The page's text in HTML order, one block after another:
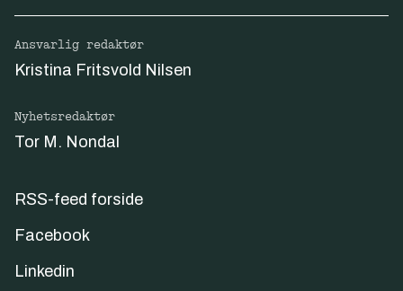
Ansvarlig redaktør
Kristina Fritsvold Nilsen
Nyhetsredaktør
Tor M. Nondal
RSS-feed forside
Facebook
Linkedin